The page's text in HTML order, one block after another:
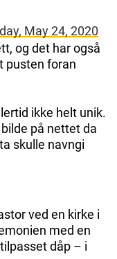
May 24, 2020
og det har også
pusten foran
ikke helt unik.
på nettet da
skulle navngi
ved en kirke i
med en
dåp – i